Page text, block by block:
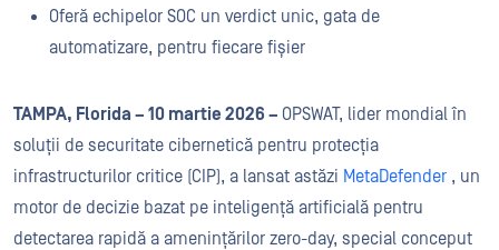
Oferă echipelor SOC un verdict unic, gata de
automatizare, pentru fiecare fișier
TAMPA, Florida – 10 martie 2026 – OPSWAT, lider mondial în
soluții de securitate cibernetică pentru protecția
infrastructurilor critice (CIP), a lansat astăzi MetaDefender , un
motor de decizie bazat pe inteligență artificială pentru
detectarea rapidă a amenințărilor zero-day, special conceput